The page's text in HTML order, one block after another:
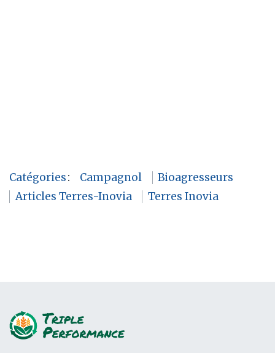
Catégories: Campagnol
Bioagresseurs
Articles Terres-Inovia
Terres Inovia